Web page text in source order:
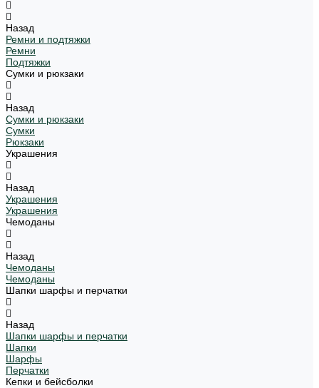
Назад
Ремни и подтяжки
Ремни
Подтяжки
Сумки и рюкзаки
Назад
Сумки и рюкзаки
Сумки
Рюкзаки
Украшения
Назад
Украшения
Украшения
Чемоданы
Назад
Чемоданы
Чемоданы
Шапки шарфы и перчатки
Назад
Шапки шарфы и перчатки
Шапки
Шарфы
Перчатки
Кепки и бейсболки